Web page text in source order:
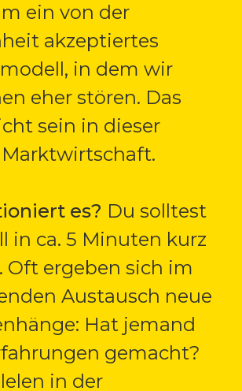
ein von der
akzeptiertes
in dem wir
eher stören. Das
sein in dieser
Marktwirtschaft.
es? Du solltest
in ca. 5 Minuten kurz
Oft ergeben sich im
Austausch neue
Hat jemand
gemacht?
in der